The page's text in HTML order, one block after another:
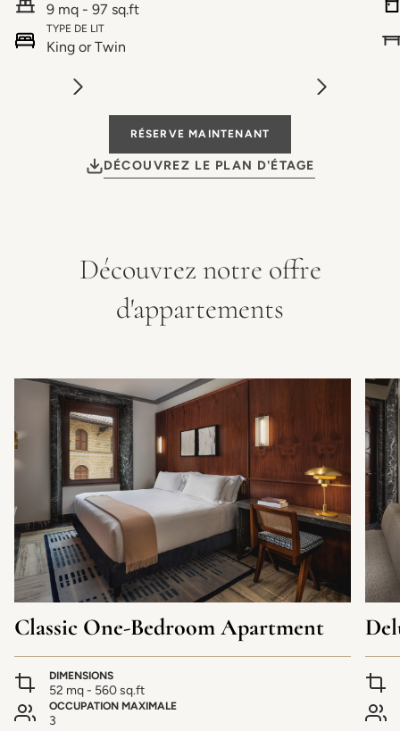
9 mq - 97 sq.ft
TYPE DE LIT
King or Twin
RÉSERVE MAINTENANT
DÉCOUVREZ LE PLAN D'ÉTAGE
Découvrez notre offre
d'appartements
Classic One-Bedroom Apartment
DIMENSIONS
52 mq - 560 sq.ft
OCCUPATION MAXIMALE
3